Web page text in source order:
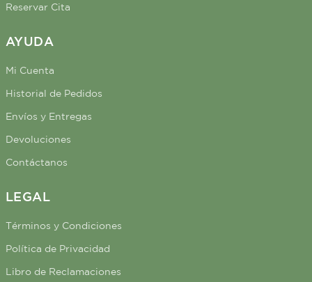
Reservar Cita
AYUDA
Mi Cuenta
Historial de Pedidos
Envíos y Entregas
Devoluciones
Contáctanos
LEGAL
Términos y Condiciones
Política de Privacidad
Libro de Reclamaciones